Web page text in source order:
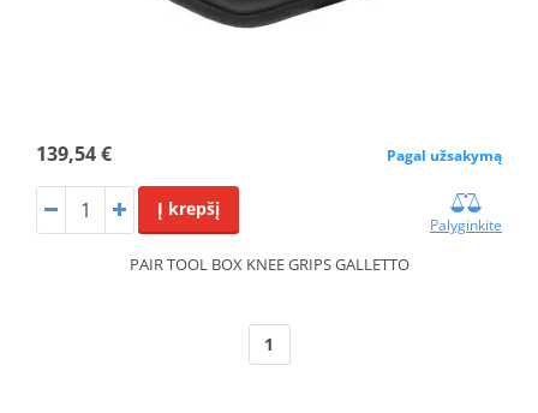
139,54 € Pagal užsakymą
Į krepšį
Palyginkite
PAIR TOOL BOX KNEE GRIPS GALLETTO
1